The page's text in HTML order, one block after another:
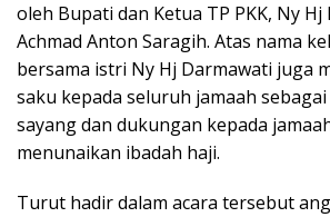
oleh Bupati dan Ketua TP PKK, Ny Hj
Achmad Anton Saragih. Atas nama
bersama istri Ny Hj Darmawati juga
saku kepada seluruh jamaah
sayang dan dukungan kepada
menunaikan ibadah haji.
Turut hadir dalam acara tersebut